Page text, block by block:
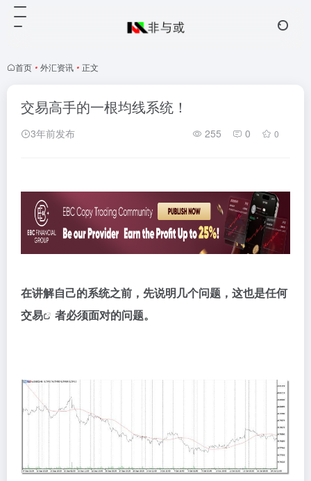
首页 • 外汇资讯 • 正文
交易高手的一根均线系统！
3年前发布 255 0 0
在讲解自己的系统之前，先说明几个问题，这也是任何
交易
者必须面对的问题。